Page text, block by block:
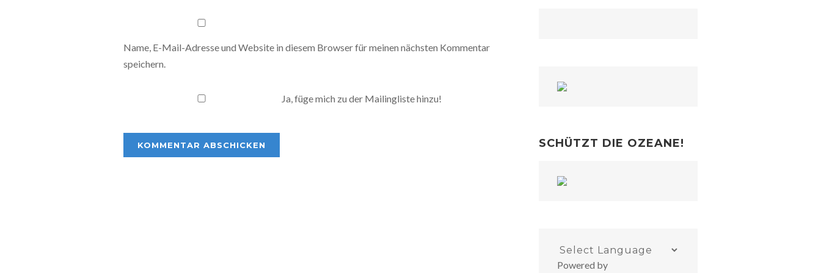
Name, E-Mail-Adresse und Website in diesem Browser für meinen nächsten Kommentar
speichern.
Ja, füge mich zu der Mailingliste hinzu!
SCHÜTZT DIE OZEANE!
Powered by